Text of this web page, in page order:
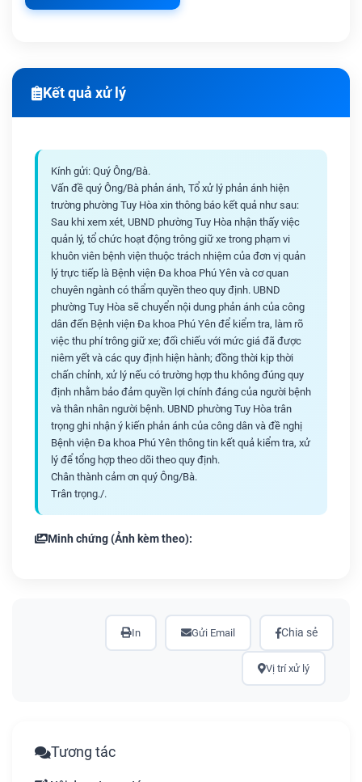
Kết quả xử lý
Kính gửi: Quý Ông/Bà.
Vấn đề quý Ông/Bà phản ánh, Tổ xử lý phản ánh hiện
trường phường Tuy Hòa xin thông báo kết quả như sau:
Sau khi xem xét, UBND phường Tuy Hòa nhận thấy việc
quản lý, tổ chức hoạt động trông giữ xe trong phạm vi
khuôn viên bệnh viện thuộc trách nhiệm của đơn vị quản
lý trực tiếp là Bệnh viện Đa khoa Phú Yên và cơ quan
chuyên ngành có thẩm quyền theo quy định. UBND
phường Tuy Hòa sẽ chuyển nội dung phản ánh của công
dân đến Bệnh viện Đa khoa Phú Yên để kiểm tra, làm rõ
việc thu phí trông giữ xe; đối chiếu với mức giá đã được
niêm yết và các quy định hiện hành; đồng thời kịp thời
chấn chỉnh, xử lý nếu có trường hợp thu không đúng quy
định nhằm bảo đảm quyền lợi chính đáng của người bệnh
và thân nhân người bệnh. UBND phường Tuy Hòa trân
trọng ghi nhận ý kiến phản ánh của công dân và đề nghị
Bệnh viện Đa khoa Phú Yên thông tin kết quả kiểm tra, xử
lý để tổng hợp theo dõi theo quy định.
Chân thành cảm ơn quý Ông/Bà.
Trân trọng./.
Minh chứng (Ảnh kèm theo):
In Gửi Email Chia sẻ
Vị trí xử lý
Tương tác